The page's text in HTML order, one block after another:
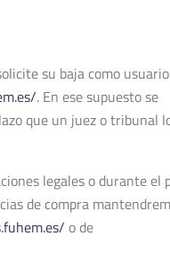
su baja como
. En ese supuesto se
que un juez o tribunal
legales o durante el
de compra
o de